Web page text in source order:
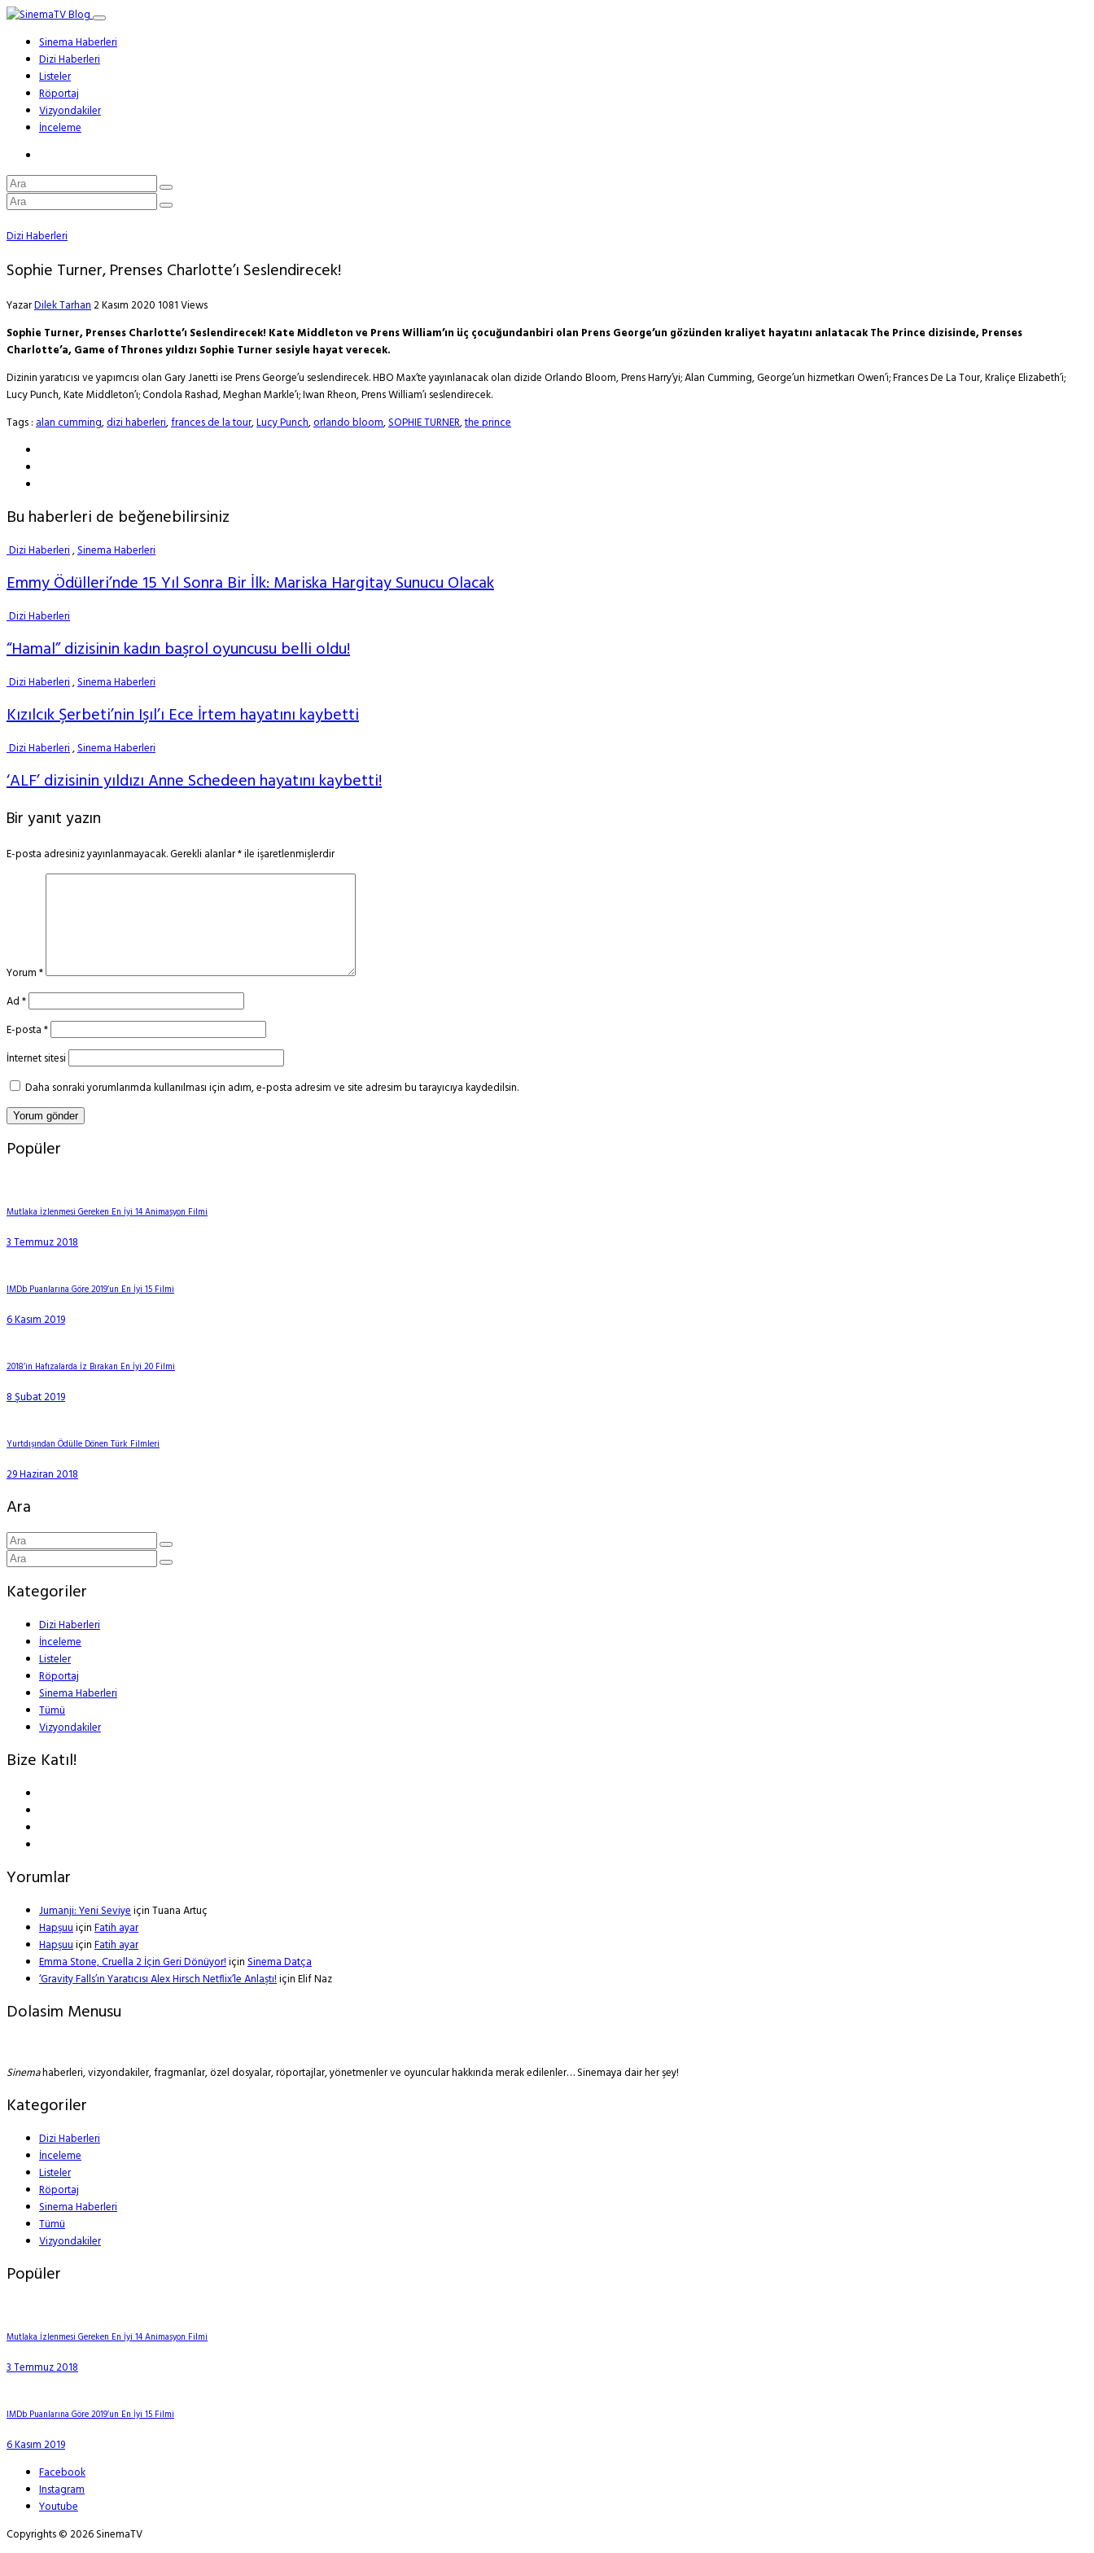
Sinema Haberleri
Dizi Haberleri
Listeler
Röportaj
Vizyondakiler
İnceleme
Dizi Haberleri
Sophie Turner, Prenses Charlotte’ı Seslendirecek!
YazarDilek Tarhan2 Kasım 2020 1081 Views
Sophie Turner, Prenses Charlotte’ı Seslendirecek! Kate Middleton ve Prens William’ın üç çocuğundanbiri olan Prens George’un gözünden kraliyet hayatını anlatacak The Prince dizisinde, Prenses
Charlotte’a, Game of Thrones yıldızı Sophie Turner sesiyle hayat verecek.
Dizinin yaratıcısı ve yapımcısı olan Gary Janetti ise Prens George’u seslendirecek. HBO Max’te yayınlanacak olan dizide Orlando Bloom, Prens Harry’yi; Alan Cumming, George’un hizmetkarı Owen’i; Frances De La Tour, Kraliçe Elizabeth’i;
Lucy Punch, Kate Middleton’ı; Condola Rashad, Meghan Markle’ı; Iwan Rheon, Prens William’ı seslendirecek.
Tags :alan cumming,dizi haberleri,frances de la tour,Lucy Punch,orlando bloom,SOPHIE TURNER,the prince
Bu haberleri de beğenebilirsiniz
Dizi Haberleri,Sinema Haberleri
Emmy Ödülleri’nde 15 Yıl Sonra Bir İlk: Mariska Hargitay Sunucu Olacak
Dizi Haberleri
“Hamal” dizisinin kadın başrol oyuncusu belli oldu!
Dizi Haberleri,Sinema Haberleri
Kızılcık Şerbeti’nin Işıl’ı Ece İrtem hayatını kaybetti
Dizi Haberleri,Sinema Haberleri
‘ALF’ dizisinin yıldızı Anne Schedeen hayatını kaybetti!
Bir yanıt yazın
E-posta adresiniz yayınlanmayacak.Gerekli alanlar*ile işaretlenmişlerdir
Yorum*
Ad*
E-posta*
İnternet sitesi
Daha sonraki yorumlarımda kullanılması için adım, e-posta adresim ve site adresim bu tarayıcıya kaydedilsin.
Popüler
Mutlaka İzlenmesi Gereken En İyi 14 Animasyon Filmi
3 Temmuz 2018
IMDb Puanlarına Göre 2019’un En İyi 15 Filmi
6 Kasım 2019
2018’in Hafızalarda İz Bırakan En İyi 20 Filmi
8 Şubat 2019
Yurtdışından Ödülle Dönen Türk Filmleri
29 Haziran 2018
Ara
Kategoriler
Dizi Haberleri
İnceleme
Listeler
Röportaj
Sinema Haberleri
Tümü
Vizyondakiler
Bize Katıl!
Yorumlar
Jumanji: Yeni SeviyeiçinTuana Artuç
HapşuuiçinFatih ayar
HapşuuiçinFatih ayar
Emma Stone, Cruella 2 İçin Geri Dönüyor!içinSinema Datça
‘Gravity Falls’ın Yaratıcısı Alex Hirsch Netflix’le Anlaştı!içinElif Naz
Dolasim Menusu
Sinemahaberleri, vizyondakiler, fragmanlar, özel dosyalar, röportajlar, yönetmenler ve oyuncular hakkında merak edilenler… Sinemaya dair her şey!
Kategoriler
Dizi Haberleri
İnceleme
Listeler
Röportaj
Sinema Haberleri
Tümü
Vizyondakiler
Popüler
Mutlaka İzlenmesi Gereken En İyi 14 Animasyon Filmi
3 Temmuz 2018
IMDb Puanlarına Göre 2019’un En İyi 15 Filmi
6 Kasım 2019
Facebook
Instagram
Youtube
Copyrights © 2026 SinemaTV